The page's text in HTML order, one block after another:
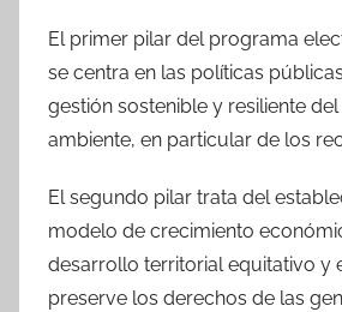
El primer pilar del programa
se centra en las políticas
gestión sostenible y resiliente
ambiente, en particular de los
El segundo pilar trata del
modelo de crecimiento
desarrollo territorial equitativo y
preserve los derechos de las